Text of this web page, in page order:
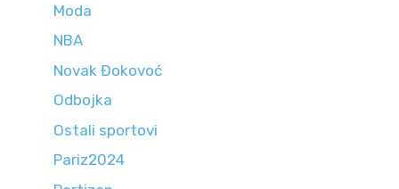
Moda
NBA
Novak Đokovoć
Odbojka
Ostali sportovi
Pariz2024